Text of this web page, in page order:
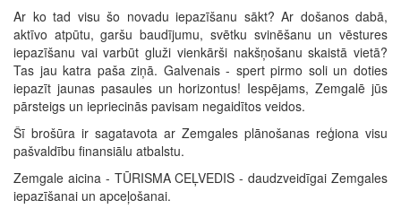
Ar ko tad visu šo novadu iepazīšanu sākt? Ar došanos dabā,
aktīvo atpūtu, garšu baudījumu, svētku svinēšanu un vēstures
iepazīšanu vai varbūt gluži vienkārši nakšņošanu skaistā vietā?
Tas jau katra paša ziņā. Galvenais - spert pirmo soli un doties
iepazīt jaunas pasaules un horizontus! Iespējams, Zemgalē jūs
pārsteigs un iepriecinās pavisam negaidītos veidos.
Šī brošūra ir sagatavota ar Zemgales plānošanas reģiona visu
pašvaldību finansiālu atbalstu.
Zemgale aicina - TŪRISMA CEĻVEDIS - daudzveidīgai Zemgales
iepazīšanai un apceļošanai.